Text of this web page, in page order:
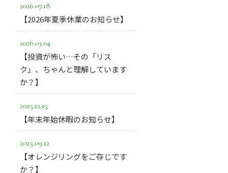
2026.07.18
【2026年夏季休業のお知らせ】
2026.03.04
【投資が怖い…その「リス
ク」、ちゃんと理解しています
か？】
2025.12.15
【年末年始休暇のお知らせ】
2025.09.12
【オレンジリングをご存じです
か？】